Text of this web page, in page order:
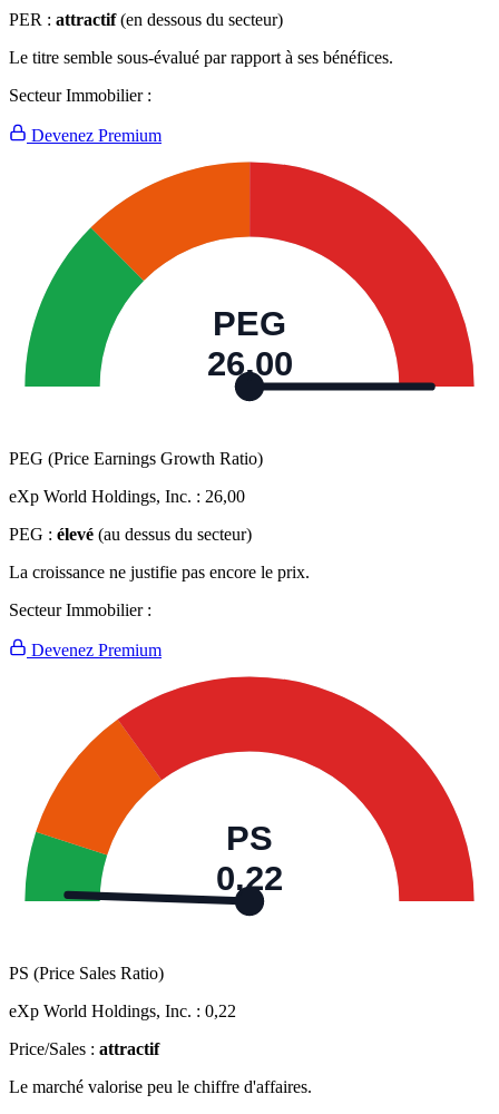
PER : attractif (en dessous du secteur)
Le titre semble sous-évalué par rapport à ses bénéfices.
Secteur Immobilier :
Devenez Premium
PEG
26,00
PEG (Price Earnings Growth Ratio)
eXp World Holdings, Inc. : 26,00
PEG : élevé (au dessus du secteur)
La croissance ne justifie pas encore le prix.
Secteur Immobilier :
Devenez Premium
PS
0,22
PS (Price Sales Ratio)
eXp World Holdings, Inc. : 0,22
Price/Sales : attractif
Le marché valorise peu le chiffre d'affaires.